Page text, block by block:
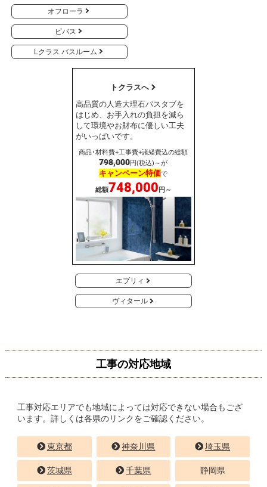
オフローラ
ビバス
Lクラス バスルーム
トクラスへ
高品質の人造大理石バスタブを
はじめ、お手入れの負担を減ら
して環境やお財布に優しい工夫
がいっぱいです。
商品･材料費+工事費+諸経費込の総額
798,000円(税込)～が
キャンペーン特価で
総額748,000 円～
エブリィ
ヴィタール
工事の対応地域
工事対応エリアでも地域によっては対応できない場合もござ
います。詳しくは各県のリンクをご確認ください。
東京都 神奈川県 埼玉県
茨城県 千葉県 静岡県